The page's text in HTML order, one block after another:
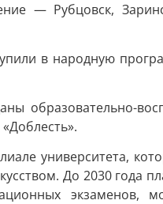
— Рубцовск,
в народную
образовательно-
университета,
До 2030 года
экзаменов,